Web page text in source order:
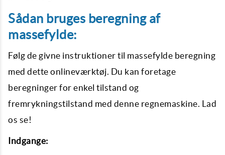
Sådan bruges beregning af
massefylde:
Følg de givne instruktioner til massefylde beregning
med dette onlineværktøj. Du kan foretage
beregninger for enkel tilstand og
fremrykningstilstand med denne regnemaskine. Lad
os se!
Indgange: